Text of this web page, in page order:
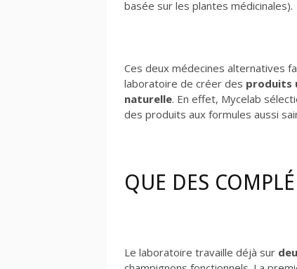
basée sur les plantes médicinales).
Ces deux médecines alternatives
laboratoire de créer des produits
naturelle. En effet, Mycelab
des produits aux formules aussi
QUE DES
Le laboratoire travaille déjà sur